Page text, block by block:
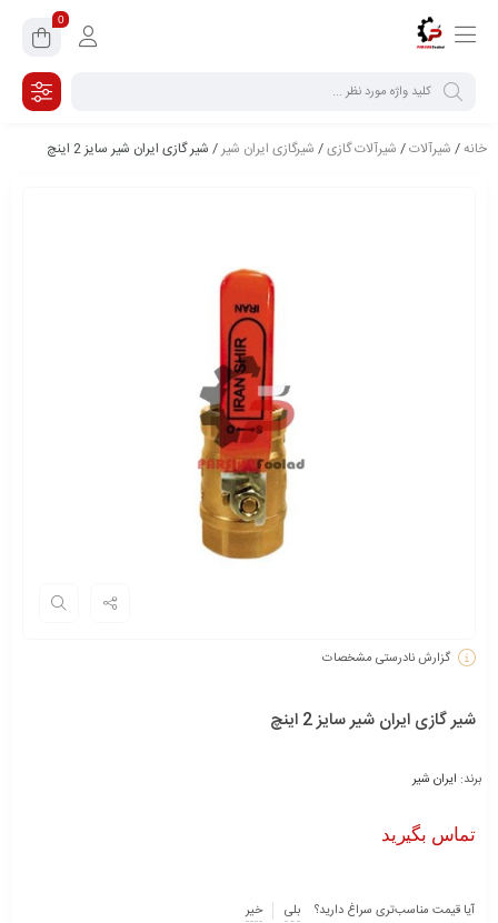
0
خانه/ شیرآلات/ شیرآلات گازی/ شیرگازی ایران شیر/ شیر گازی ایران شیر سایز 2 اینچ
گزارش نادرستی مشخصات
شیر گازی ایران شیر سایز 2 اینچ
برند: ایران شیر
تماس بگیرید
آیا قیمت مناسب‌تری سراغ دارید؟ بلی خیر